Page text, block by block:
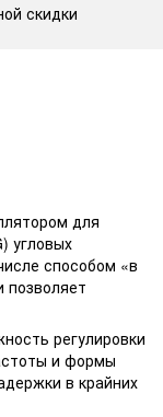
скидки
для
угловых
способом «в
позволяет
регулировки
и формы
в крайних